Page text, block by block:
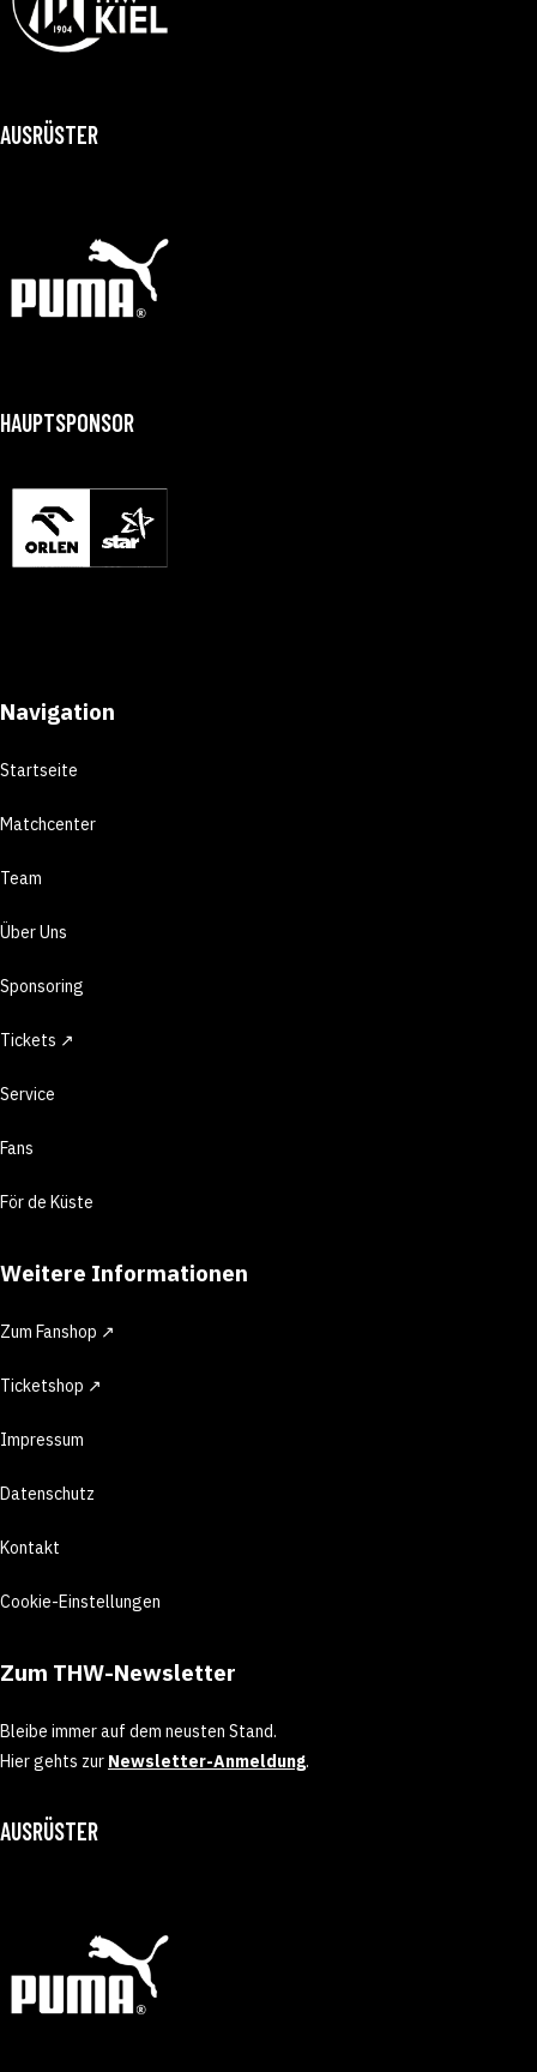
AUSRÜSTER
HAUPTSPONSOR
Navigation
Startseite
Matchcenter
Team
Über Uns
Sponsoring
Tickets ↗
Service
Fans
För de Küste
Weitere Informationen
Zum Fanshop ↗
Ticketshop ↗
Impressum
Datenschutz
Kontakt
Cookie-Einstellungen
Zum THW-Newsletter
Bleibe immer auf dem neusten Stand.
Hier gehts zur Newsletter-Anmeldung.
AUSRÜSTER